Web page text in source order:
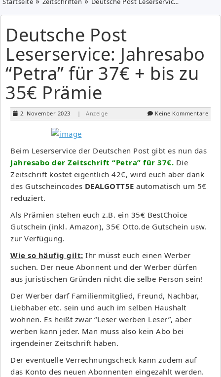
Deutsche Post
Leserservice: Jahresabo
“Petra” für 37€ + bis zu
35€ Prämie
2. November 2023 | Anzeige Keine Kommentare
Beim Leserservice der Deutschen Post gibt es nun das
Jahresabo der Zeitschrift “Petra” für 37€. Die
Zeitschrift kostet eigentlich 42€, wird euch aber dank
des Gutscheincodes DEALGOTT5E automatisch um 5€
reduziert.
Als Prämien stehen euch z.B. ein 35€ BestChoice
Gutschein (inkl. Amazon), 35€ Otto.de Gutschein usw.
zur Verfügung.
Wie so häufig gilt: Ihr müsst euch einen Werber
suchen. Der neue Abonnent und der Werber dürfen
aus juristischen Gründen nicht die selbe Person sein!
Der Werber darf Familienmitglied, Freund, Nachbar,
Liebhaber etc. sein und auch im selben Haushalt
wohnen. Es heißt zwar “Leser werben Leser”, aber
werben kann jeder. Man muss also kein Abo bei
irgendeiner Zeitschrift haben.
Der eventuelle Verrechnungscheck kann zudem auf
das Konto des neuen Abonnenten eingezahlt werden.